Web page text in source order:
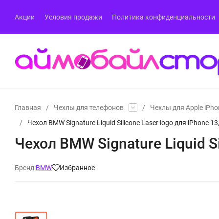
Акции Условия продажи Политика конфиденциальности
Главная / Чехлы для телефонов /
Чехлы для Apple
/
Чехол BMW Signature Liquid Silicone Laser logo для iPhone
Чехол BMW Signature Liquid
Бренд:BMW Избранное